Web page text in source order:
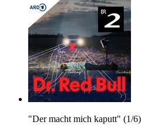
"Der macht mich kaputt" (1/6)